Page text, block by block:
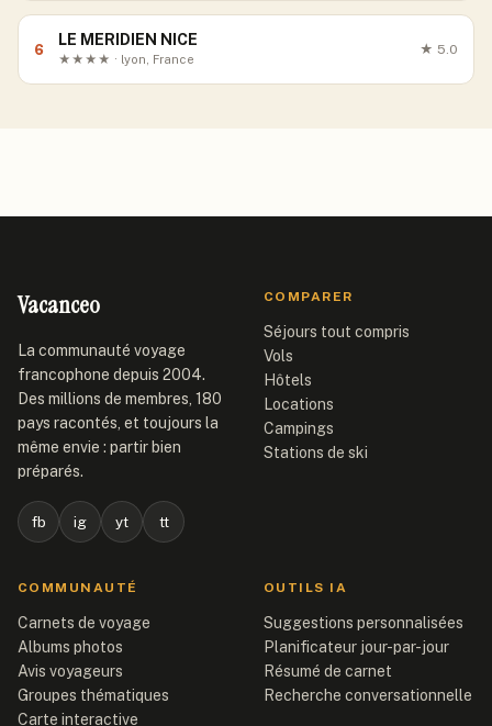
6
LE MERIDIEN NICE
★★★★ · lyon, France
★ 5.0
Vacanceo
La communauté voyage
francophone depuis 2004.
Des millions de membres, 180
pays racontés, et toujours la
même envie : partir bien
préparés.
fb ig yt tt
COMPARER
Séjours tout compris
Vols
Hôtels
Locations
Campings
Stations de ski
COMMUNAUTÉ
Carnets de voyage
Albums photos
Avis voyageurs
Groupes thématiques
Carte interactive
OUTILS IA
Suggestions personnalisées
Planificateur jour-par-jour
Résumé de carnet
Recherche conversationnelle